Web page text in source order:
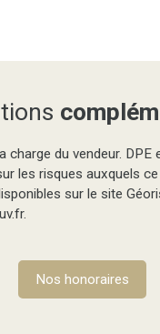
charge du vendeur. DPE
les risques auxquels
sur le site
Nos honoraires